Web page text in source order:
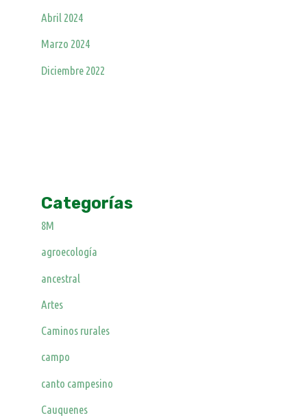
Abril 2024
Marzo 2024
Diciembre 2022
Categorías
8M
agroecología
ancestral
Artes
Caminos rurales
campo
canto campesino
Cauquenes